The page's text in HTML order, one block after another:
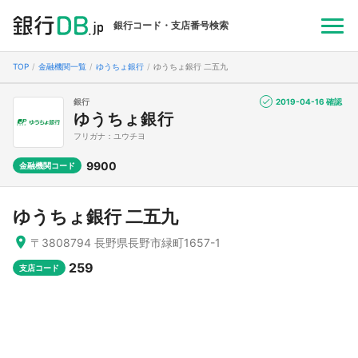
銀行コード・支店番号検索
TOP 金融機関一覧 ゆうちょ銀行 ゆうちょ銀行 二五九
銀行
ゆうちょ銀行
フリガナ：ユウチヨ
金融機関コード 9900
2019-04-16 確認
ゆうちょ銀行 二五九
〒3808794 長野県長野市緑町1657-1
支店コード 259